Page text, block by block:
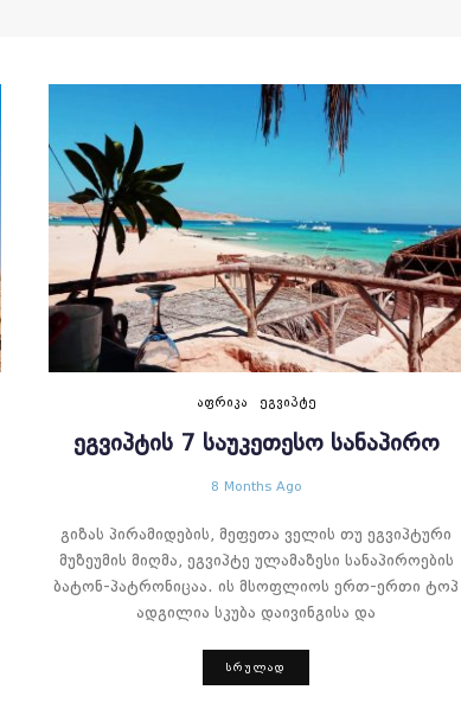
ᲐᲤᲠᲘᲙᲐ ᲔᲒᲕᲘᲞᲢᲔ
ᲔᲒᲕᲘᲞᲢᲘᲡ 7 ᲡᲐᲣᲙᲔᲗᲔᲡᲝ ᲡᲐᲜᲐᲞᲘᲠᲝ
8 Months Ago
გიზას პირამიდების, მეფეთა ველის თუ ეგვიპტური
მუზეუმის მიღმა, ეგვიპტე ულამაზესი სანაპიროების
ბატონ-პატრონიცაა. ის მსოფლიოს ერთ-ერთი ტოპ
ადგილია სკუბა დაივინგისა და
ᲡᲠᲣᲚᲐᲓ